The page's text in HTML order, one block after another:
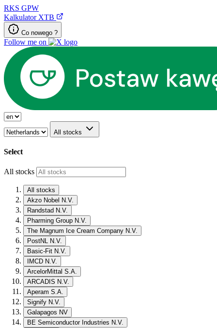
RKS GPW
Kalkulator XTB
Co nowego ?
Follow me on
All stocks
Select
All stocks
All stocks
Akzo Nobel N.V.
Randstad N.V.
Pharming Group N.V.
The Magnum Ice Cream Company N.V.
PostNL N.V.
Basic-Fit N.V.
IMCD N.V.
ArcelorMittal S.A.
ARCADIS N.V.
Aperam S.A.
Signify N.V.
Galapagos NV
BE Semiconductor Industries N.V.